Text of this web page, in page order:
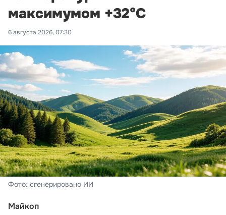
максимумом +32°С
6 августа 2026, 07:30
Фото: сгенерировано ИИ
Майкоп